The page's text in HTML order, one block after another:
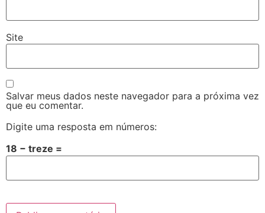
Site
Salvar meus dados neste navegador para a próxima vez
que eu comentar.
Digite uma resposta em números:
18 − treze =